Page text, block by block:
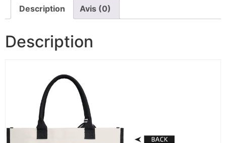
Description Avis (0)
Description